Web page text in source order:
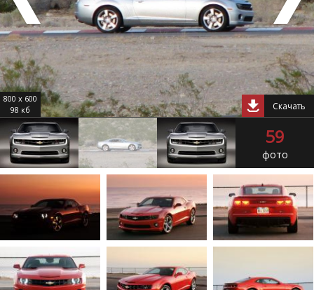
800 x 600
98 кб
Скачать
59
фото